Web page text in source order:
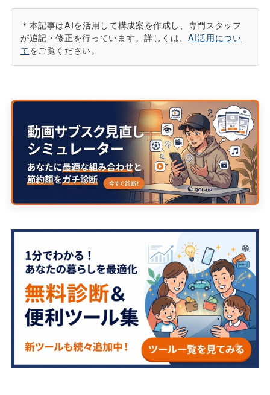
＊本記事はAIを活用して構成案を作成し、専門スタッフ
が追記・修正を行っています。詳しくは、AI活用につい
てをご覧ください。